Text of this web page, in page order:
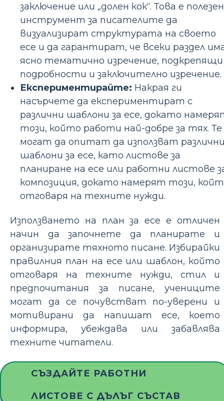
заключение или „долен кок“. Това е полезен
инструмент за писателите да
визуализират структурата на своето
есе и да гарантират, че всеки раздел
ясно тематично изречение, подкрепящи
подробности и заключително изречение.
Експериментирайте: Накрая ги
насърчете да експериментират с
различни шаблони за есе, докато
този, който работи най-добре за тях. Те
могат да опитат да използват
шаблони за есе, като листове за
планиране на есе или работни листове
композиция, докато намерят този,
отговаря на техните нужди.
Използването на план за есе е отличен
начин да започнете да планирате и
организирате тяхното писане. Избирайки
правилния план на есе или шаблон, който
отговаря на техните нужди, стил и
предпочитания за писане, учениците
могат да се почувстват по-уверени и
мотивирани да напишат есе, което
информира, убеждава или забавлява
техните читатели.
СЪЗДАЙТЕ РАБОТНИ
ЛИСТОВЕ С ДЪЛЪГ СЪСТАВ